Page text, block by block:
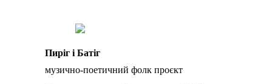
Пиріг і Батіг
музично-поетичний фолк проєкт